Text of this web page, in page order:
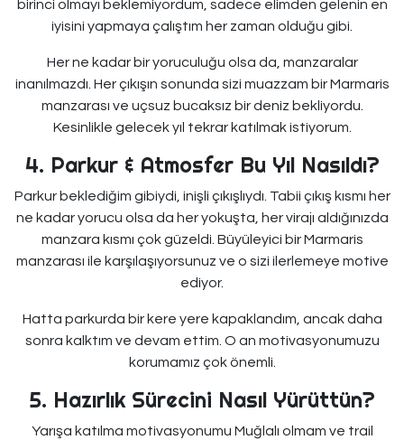
birinci olmayı beklemiyordum, sadece elimden gelenin en
iyisini yapmaya çalıştım her zaman olduğu gibi.
Her ne kadar bir yoruculuğu olsa da, manzaralar
inanılmazdı. Her çıkışın sonunda sizi muazzam bir Marmaris
manzarası ve uçsuz bucaksız bir deniz bekliyordu.
Kesinlikle gelecek yıl tekrar katılmak istiyorum.
4. Parkur & Atmosfer Bu Yıl Nasıldı?
Parkur beklediğim gibiydi, inişli çıkışlıydı. Tabii çıkış kısmı her
ne kadar yorucu olsa da her yokuşta, her virajı aldığınızda
manzara kısmı çok güzeldi. Büyüleyici bir Marmaris
manzarası ile karşılaşıyorsunuz ve o sizi ilerlemeye motive
ediyor.
Hatta parkurda bir kere yere kapaklandım, ancak daha
sonra kalktım ve devam ettim. O an motivasyonumuzu
korumamız çok önemli.
5. Hazırlık Sürecini Nasıl Yürüttün?
Yarışa katılma motivasyonumu Muğlalı olmam ve trail